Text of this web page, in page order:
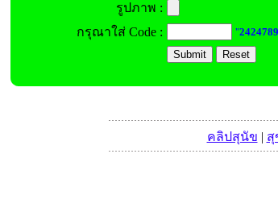
รูปภาพ :
กรุณาใส่ Code :
"2424789
คลิปสุนัข | สุ